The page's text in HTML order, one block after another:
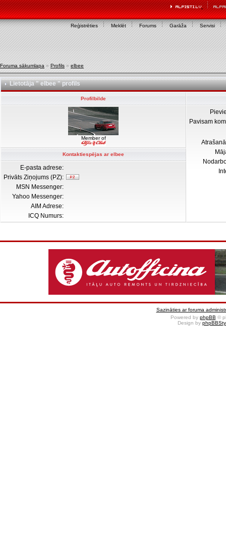
Reģistrēties Meklēt Forums Garāža Servisi
Foruma sākumlapa » Profils » elbee
Lietotāja " elbee " profils
Profilbilde
Member of
Pavisam
Kontaktiespējas ar elbee
E-pasta adrese:
Privāts Ziņojums (PZ):
MSN Messenger:
Yahoo Messenger:
AIM Adrese:
ICQ Numurs:
Sazināties ar foruma
Powered by phpBB ©
Design by